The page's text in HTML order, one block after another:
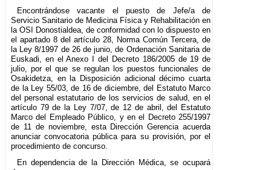
Encontrándose vacante el puesto de Jefe/a de
Servicio Sanitario de Medicina Física y Rehabilitación en
la OSI Donostialdea, de conformidad con lo dispuesto en
el apartado 8 del artículo 28, Norma Común Tercera, de
la Ley 8/1997 de 26 de junio, de Ordenación Sanitaria de
Euskadi, en el Anexo I del Decreto 186/2005 de 19 de
julio, por el que se regulan los puestos funcionales de
Osakidetza, en la Disposición adicional décimo cuarta
de la Ley 55/03, de 16 de diciembre, del Estatuto Marco
del personal estatutario de los servicios de salud, en el
artículo 79 de la Ley 7/07, de 12 de abril, del Estatuto
Marco del Empleado Público, y en el Decreto 255/1997
de 11 de noviembre, esta Dirección Gerencia acuerda
anunciar convocatoria pública para su provisión, por el
procedimiento de concurso.
En dependencia de la Dirección Médica, se ocupará